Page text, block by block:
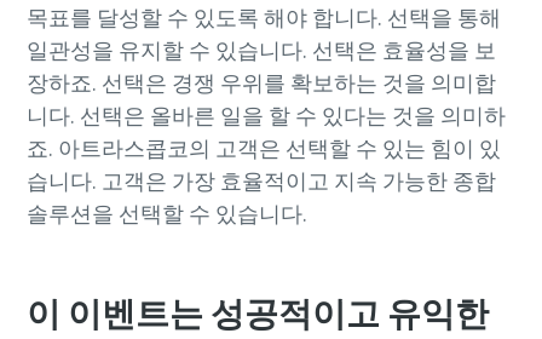
목표를 달성할 수 있도록 해야 합니다. 선택을 통해
일관성을 유지할 수 있습니다. 선택은 효율성을 보
장하죠. 선택은 경쟁 우위를 확보하는 것을 의미합
니다. 선택은 올바른 일을 할 수 있다는 것을 의미하
죠. 아트라스콥코의 고객은 선택할 수 있는 힘이 있
습니다. 고객은 가장 효율적이고 지속 가능한 종합
솔루션을 선택할 수 있습니다.
이 이벤트는 성공적이고 유익한